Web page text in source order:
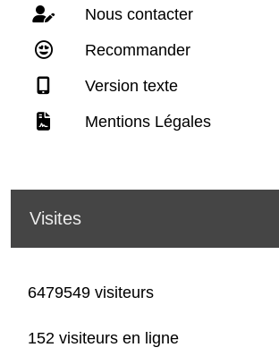
Nous contacter
Recommander
Version texte
Mentions Légales
Visites
6479549 visiteurs
152 visiteurs en ligne